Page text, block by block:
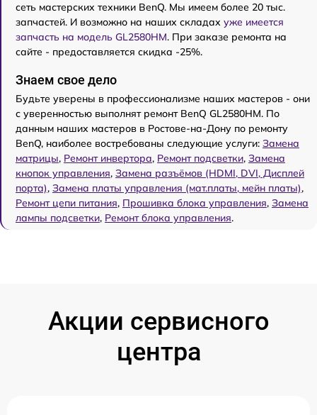
сеть мастерских техники BenQ. Мы имеем более 20 тыс.
запчастей. И возможно на наших складах уже имеется
запчасть на модель GL2580HM. При заказе ремонта на
сайте - предоставляется скидка -25%.
Знаем свое дело
Будьте уверены в профессионализме наших мастеров - они
с уверенностью выполнят ремонт BenQ GL2580HM. По
данным наших мастеров в Ростове-на-Дону по ремонту
BenQ, наиболее востребованы следующие услуги: Замена
матрицы, Ремонт инвертора, Ремонт подсветки, Замена
кнопок управления, Замена разъёмов (HDMI, DVI, Дисплей
порта), Замена платы управления (мат.платы, мейн платы),
Ремонт цепи питания, Прошивка блока управления, Замена
лампы подсветки, Ремонт блока управления.
Акции сервисного
центра